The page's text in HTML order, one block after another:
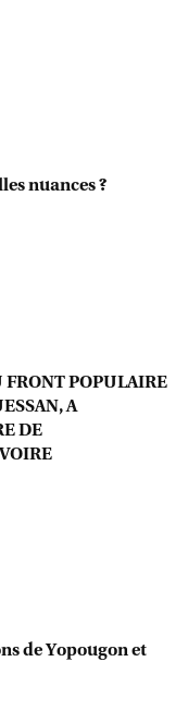
nuances ?
POPULAIRE
A
DE
de Yopougon et